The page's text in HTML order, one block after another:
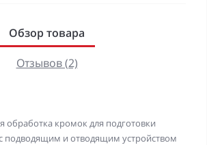
Обзор товара
Отзывов (2)
обработка кромок для подготовки
подводящим и отводящим устройством